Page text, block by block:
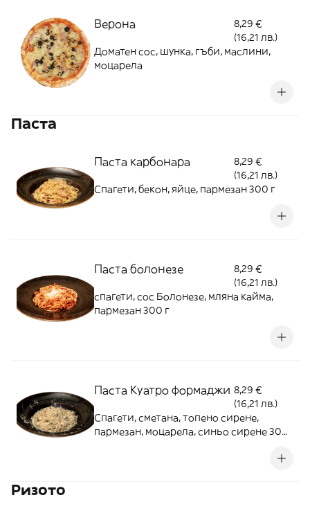
Верона
8,29 €
(16,21 лв.)
Доматен сос, шунка, гъби, маслини,
моцарела
Паста
Паста карбонара
8,29 €
(16,21 лв.)
Спагети, бекон, яйце, пармезан 300 г
Паста болонезе
8,29 €
(16,21 лв.)
спагети, сос Болонезе, мляна кайма,
пармезан 300 г
Паста Куатро формаджи 8,29 €
(16,21 лв.)
Спагети, сметана, топено сирене,
пармезан, моцарела, синьо сирене 300
Ризото